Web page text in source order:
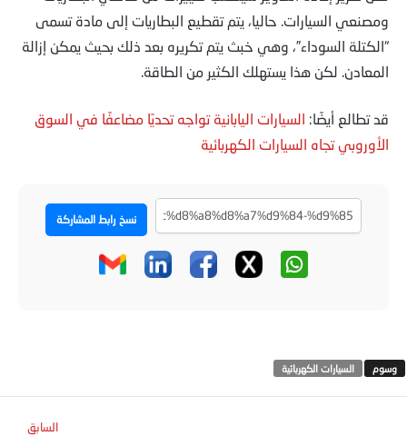
ومصنعي السيارات. حاليا، يتم تقطيع البطاريات إلى مادة تسمى
“الكتلة السوداء”، وهي خبث يتم تكريره بعد ذلك بحيث يمكن إزالة
المعادن. لكن هذا يستهلك الكثير من الطاقة.
قد تطالع أيضًا: السيارات اليابانية تواجه تحديًا مضاعفًا في السوق
الأوروبي تجاه السيارات الكهربائية
نسخ رابط المشاركة
السيارات الكهربائية